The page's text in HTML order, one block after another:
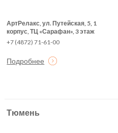
АртРелакс, ул. Путейская, 5, 1
корпус, ТЦ «Сарафан», 3 этаж
+7 (4872) 71-61-00
Подробнее
Тюмень